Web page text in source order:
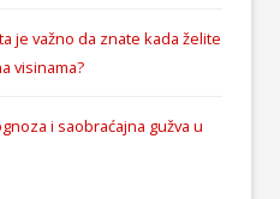
je važno da znate kada želite
visinama?
i saobraćajna gužva u